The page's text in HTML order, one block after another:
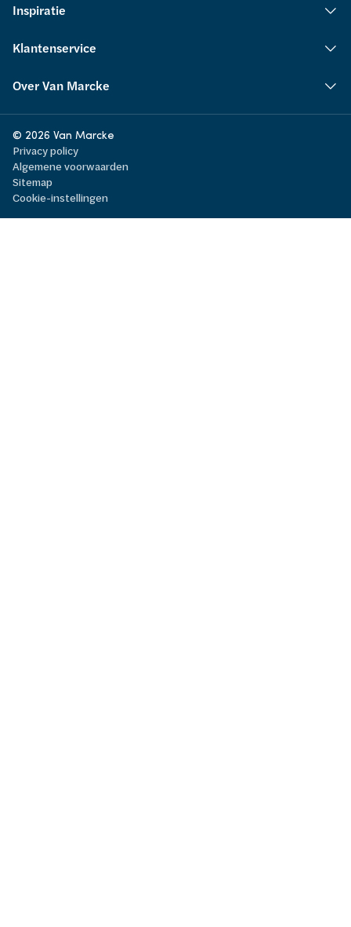
Inspiratie
Klantenservice
Over Van Marcke
© 2026 Van Marcke
Privacy policy
Algemene voorwaarden
Sitemap
Cookie-instellingen